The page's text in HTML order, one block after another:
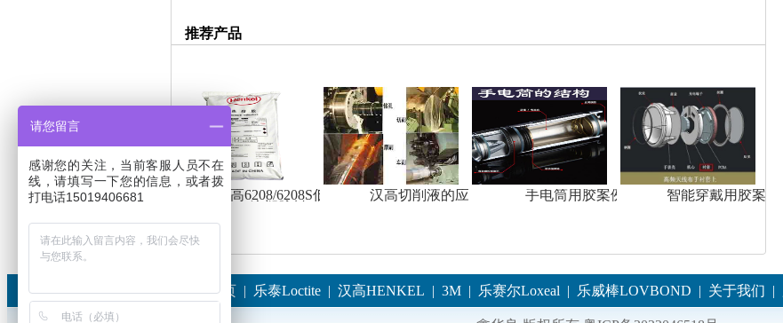
推荐产品
汉高6208/6208S低温
汉高切削液的应用 手电筒用胶案例 智能穿戴用胶案例
首页 | 乐泰Loctite | 汉高HENKEL | 3M | 乐赛尔Loxeal | 乐威棒LOVBOND | 关于我们 |
请您留言
感谢您的关注，当前客服人员不在
线，请填写一下您的信息，或者拨
打电话15019406681